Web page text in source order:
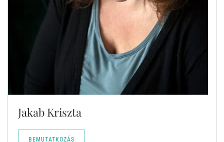
Jakab Kriszta
BEMUTATKOZÁS